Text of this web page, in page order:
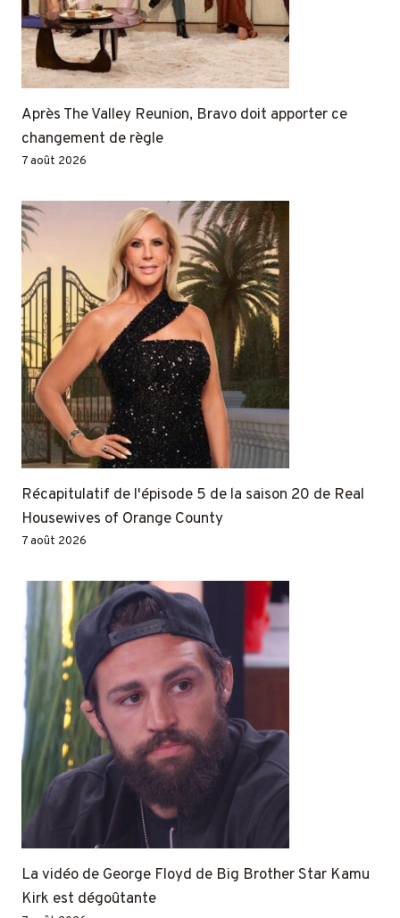
Après The Valley Reunion, Bravo doit apporter ce
changement de règle
7 août 2026
Récapitulatif de l'épisode 5 de la saison 20 de Real
Housewives of Orange County
7 août 2026
La vidéo de George Floyd de Big Brother Star Kamu
Kirk est dégoûtante